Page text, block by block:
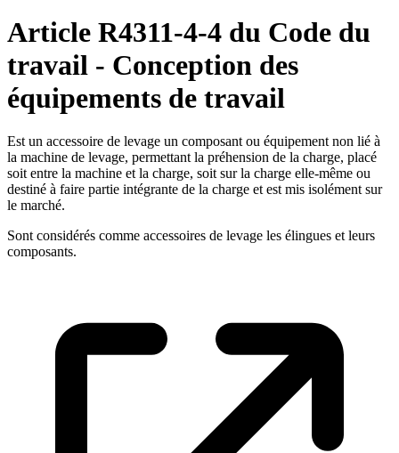
Article R4311-4-4 du Code du
travail - Conception des
équipements de travail
Est un accessoire de levage un composant ou équipement non lié à
la machine de levage, permettant la préhension de la charge, placé
soit entre la machine et la charge, soit sur la charge elle-même ou
destiné à faire partie intégrante de la charge et est mis isolément sur
le marché.
Sont considérés comme accessoires de levage les élingues et leurs
composants.